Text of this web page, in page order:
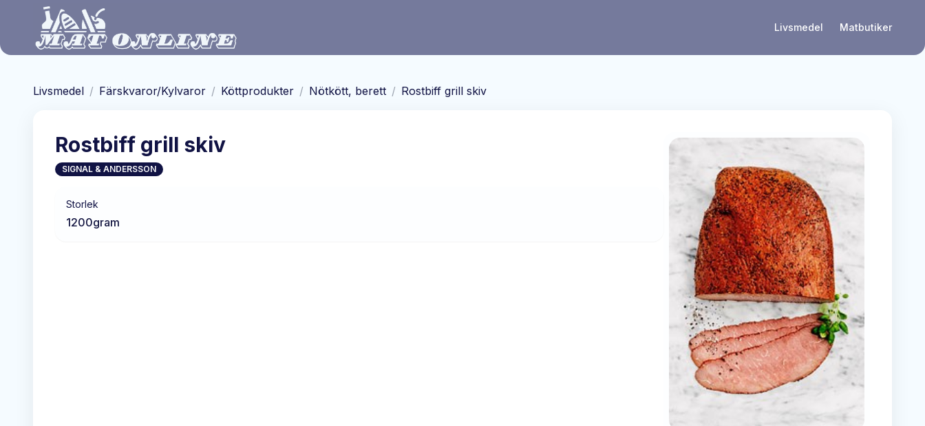
Hoppa till huvudinnehåll
Livsmedel Matbutiker
Livsmedel / Färskvaror/Kylvaror / Köttprodukter / Nötkött, berett / Rostbiff grill skiv
Rostbiff grill skiv
SIGNAL & ANDERSSON
Storlek
1200gram